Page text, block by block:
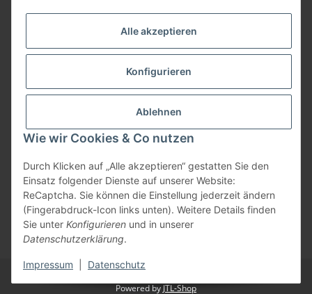
Alle akzeptieren
Konfigurieren
Ablehnen
Wie wir Cookies & Co nutzen
Durch Klicken auf „Alle akzeptieren“ gestatten Sie den
Einsatz folgender Dienste auf unserer Website:
ReCaptcha. Sie können die Einstellung jederzeit ändern
(Fingerabdruck-Icon links unten). Weitere Details finden
Sie unter Konfigurieren und in unserer
Datenschutzerklärung.
Impressum Datenschutz
Vertrag widerrufen
* Alle Preise inkl. gesetzlicher USt., zzgl.Versand
Powered by JTL-Shop